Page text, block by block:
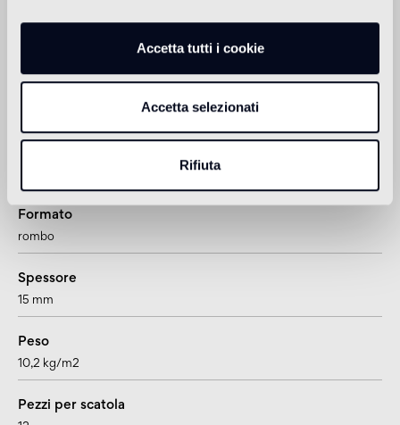
Accetta tutti i cookie
Accetta selezionati
Rifiuta
Doccia
adatto anche per pavimenti radianti
Informazioni tecniche
Formato
rombo
Spessore
15 mm
Peso
10,2 kg/m2
Pezzi per scatola